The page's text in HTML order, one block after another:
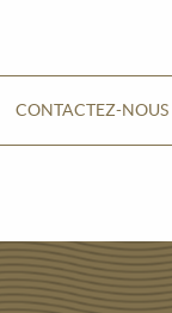
CONTACTEZ-NOUS